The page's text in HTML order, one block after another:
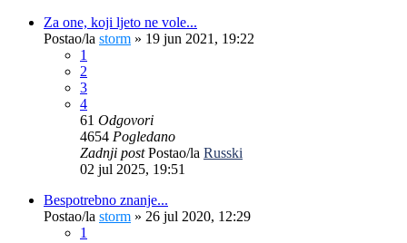
Za one, koji ljeto ne vole...
Postao/la storm » 19 jun 2021, 19:22
1
2
3
4
61 Odgovori
4654 Pogledano
Zadnji postPostao/la Russki
02 jul 2025, 19:51
Bespotrebno znanje...
Postao/la storm » 26 jul 2020, 12:29
1